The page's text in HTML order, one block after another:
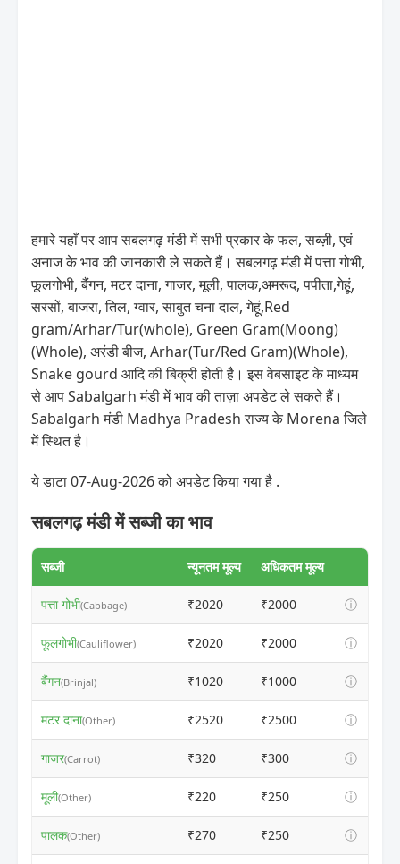
हमारे यहाँ पर आप सबलगढ़ मंडी में सभी प्रकार के फल, सब्ज़ी, एवं
अनाज के भाव की जानकारी ले सकते हैं। सबलगढ़ मंडी में पत्ता गोभी,
फूलगोभी, बैंगन, मटर दाना, गाजर, मूली, पालक,अमरूद, पपीता,गेहूं,
सरसों, बाजरा, तिल, ग्वार, साबुत चना दाल, गेहूं,Red
gram/Arhar/Tur(whole), Green Gram(Moong)
(Whole), अरंडी बीज, Arhar(Tur/Red Gram)(Whole),
Snake gourd आदि की बिक्री होती है। इस वेबसाइट के माध्यम
से आप Sabalgarh मंडी में भाव की ताज़ा अपडेट ले सकते हैं।
Sabalgarh मंडी Madhya Pradesh राज्य के Morena जिले
में स्थित है।
ये डाटा 07-Aug-2026 को अपडेट किया गया है .
सबलगढ़ मंडी में सब्जी का भाव
सब्जी न्यूनतम मूल्य अधिकतम मूल्य
पत्ता गोभी(Cabbage) ₹2020 ₹2000 ⓘ
फूलगोभी(Cauliflower) ₹2020 ₹2000 ⓘ
बैंगन(Brinjal) ₹1020 ₹1000 ⓘ
मटर दाना(Other) ₹2520 ₹2500 ⓘ
गाजर(Carrot) ₹320 ₹300 ⓘ
मूली(Other) ₹220 ₹250 ⓘ
पालक(Other) ₹270 ₹250 ⓘ